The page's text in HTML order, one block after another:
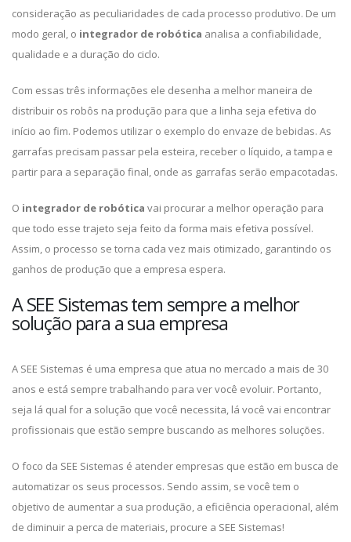
consideração as peculiaridades de cada processo produtivo. De um
modo geral, o integrador de robótica analisa a confiabilidade,
qualidade e a duração do ciclo.
Com essas três informações ele desenha a melhor maneira de
distribuir os robôs na produção para que a linha seja efetiva do
início ao fim. Podemos utilizar o exemplo do envaze de bebidas. As
garrafas precisam passar pela esteira, receber o líquido, a tampa e
partir para a separação final, onde as garrafas serão empacotadas.
O integrador de robótica vai procurar a melhor operação para
que todo esse trajeto seja feito da forma mais efetiva possível.
Assim, o processo se torna cada vez mais otimizado, garantindo os
ganhos de produção que a empresa espera.
A SEE Sistemas tem sempre a melhor
solução para a sua empresa
A SEE Sistemas é uma empresa que atua no mercado a mais de 30
anos e está sempre trabalhando para ver você evoluir. Portanto,
seja lá qual for a solução que você necessita, lá você vai encontrar
profissionais que estão sempre buscando as melhores soluções.
O foco da SEE Sistemas é atender empresas que estão em busca de
automatizar os seus processos. Sendo assim, se você tem o
objetivo de aumentar a sua produção, a eficiência operacional, além
de diminuir a perca de materiais, procure a SEE Sistemas!